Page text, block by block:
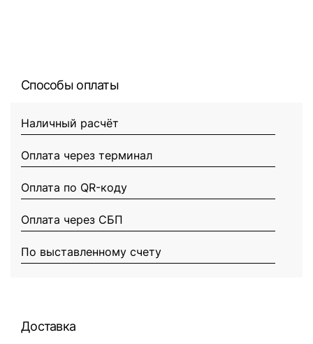
Способы оплаты
Наличный расчёт
Оплата через терминал
Оплата по QR-коду
Оплата через СБП
По выставленному счету
Доставка